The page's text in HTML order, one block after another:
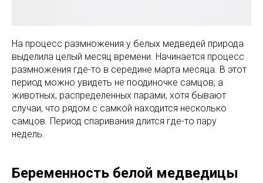
На процесс размножения у белых медведей природа
выделила целый месяц времени. Начинается процесс
размножения где-то в середине марта месяца. В этот
период можно увидеть не поодиночке самцов, а
животных, распределенных парами, хотя бывают
случаи, что рядом с самкой находится несколько
самцов. Период спаривания длится где-то пару
недель.
Беременность белой медведицы